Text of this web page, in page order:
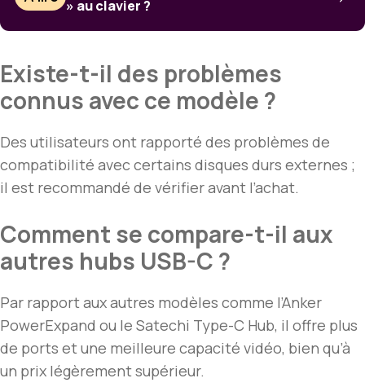
» au clavier ?
Existe-t-il des problèmes
connus avec ce modèle ?
Des utilisateurs ont rapporté des problèmes de
compatibilité avec certains disques durs externes ;
il est recommandé de vérifier avant l’achat.
Comment se compare-t-il aux
autres hubs USB-C ?
Par rapport aux autres modèles comme l’Anker
PowerExpand ou le Satechi Type-C Hub, il offre plus
de ports et une meilleure capacité vidéo, bien qu’à
un prix légèrement supérieur.